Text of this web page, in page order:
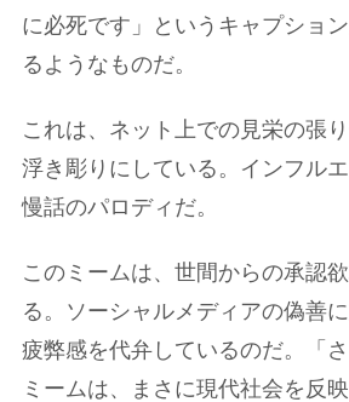
に必死です」というキャプショ
るようなものだ。
これは、ネット上での見栄の張
浮き彫りにしている。インフル
慢話のパロディだ。
このミームは、世間からの承認
る。ソーシャルメディアの偽善
疲弊感を代弁しているのだ。「さ
ミームは、まさに現代社会を反